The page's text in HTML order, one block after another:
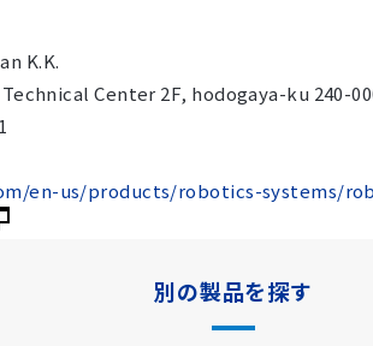
K.K.
Technical Center 2F, hodogaya-ku 240-
en-us/products/robotics-systems/
別の製品を探す